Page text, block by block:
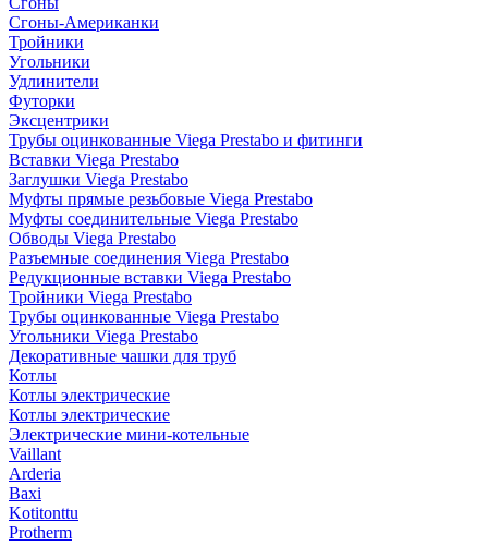
Сгоны-Американки
Тройники
Угольники
Удлинители
Футорки
Эксцентрики
Трубы оцинкованные Viega Prestabo и фитинги
Вставки Viega Prestabo
Заглушки Viega Prestabo
Муфты прямые резьбовые Viega Prestabo
Муфты соединительные Viega Prestabo
Обводы Viega Prestabo
Разъемные соединения Viega Prestabo
Редукционные вставки Viega Prestabo
Тройники Viega Prestabo
Трубы оцинкованные Viega Prestabo
Угольники Viega Prestabo
Декоративные чашки для труб
Котлы
Котлы электрические
Котлы электрические
Электрические мини-котельные
Vaillant
Arderia
Baxi
Kotitonttu
Protherm